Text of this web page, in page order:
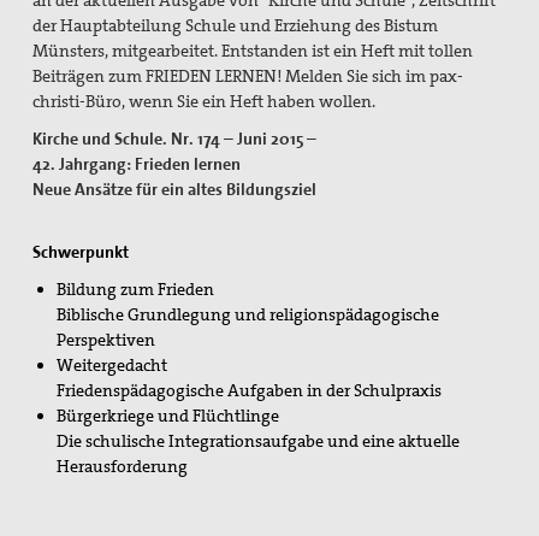
Flucht und Migration
Friedensbildung
Frieden, Soziale Gerechtigkeit und Klimapolitik
pc-Korrespondenz
Materialien
Print-Materialien
Newsletter
Ausstellung Gestalten der Gewaltfreiheit
Papst Johannes XXIII-Preis
der Hauptabteilung Schule und Erziehung des Bistum
Münsters, mitgearbeitet. Entstanden ist ein Heft mit tollen
Beiträgen zum FRIEDEN LERNEN! Melden Sie sich im pax-
christi-Büro, wenn Sie ein Heft haben wollen.
Kirche und Schule. Nr. 174 – Juni 2015 –
42. Jahrgang: Frieden lernen
Neue Ansätze für ein altes Bildungsziel
Schwerpunkt
Bildung zum Frieden
Biblische Grundlegung und religionspädagogische
Perspektiven
Weitergedacht
Friedenspädagogische Aufgaben in der Schulpraxis
Bürgerkriege und Flüchtlinge
Die schulische Integrationsaufgabe und eine aktuelle
Herausforderung